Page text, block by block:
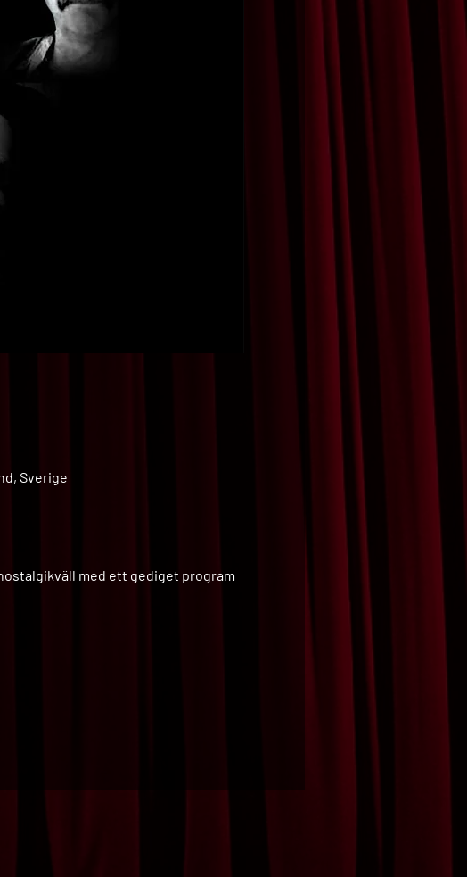
Sverige
med ett gediget program